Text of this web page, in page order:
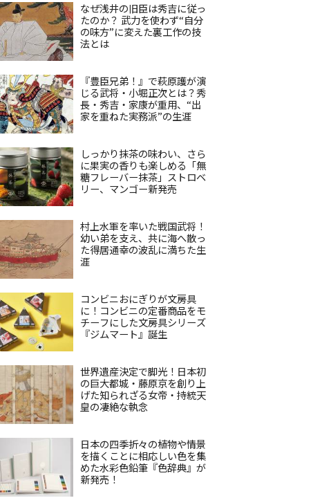
なぜ浅井の旧臣は秀吉に従っ
たのか？ 武力を使わず“自分
の味方”に変えた裏工作の技
法とは
『豊臣兄弟！』で萩原護が演
じる武将・小堀正次とは？秀
長・秀吉・家康が重用、“出
家を重ねた実務派”の生涯
しっかり抹茶の味わい、さら
に果実の香りも楽しめる「無
糖フレーバー抹茶」ストロベ
リー、マンゴー新発売
村上水軍を率いた戦国武将！
幼い弟を支え、共に海へ散っ
た得居通幸の波乱に満ちた生
涯
コンビニおにぎりが文房具
に！コンビニの定番商品をモ
チーフにした文房具シリーズ
『ジムマート』誕生
世界遺産決定で脚光！日本初
の巨大都城・藤原京を創り上
げた知られざる女帝・持統天
皇の凄絶な執念
日本の四季折々の植物や情景
を描くことに相応しい色を集
めた水彩色鉛筆『色辞典』が
新発売！